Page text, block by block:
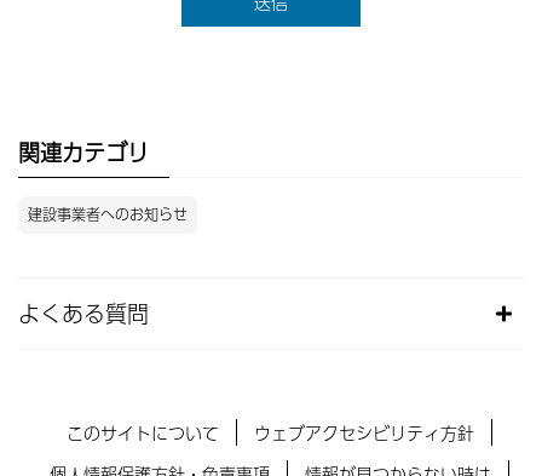
関連カテゴリ
建設事業者へのお知らせ
よくある質問
このサイトについて
ウェブアクセシビリティ方針